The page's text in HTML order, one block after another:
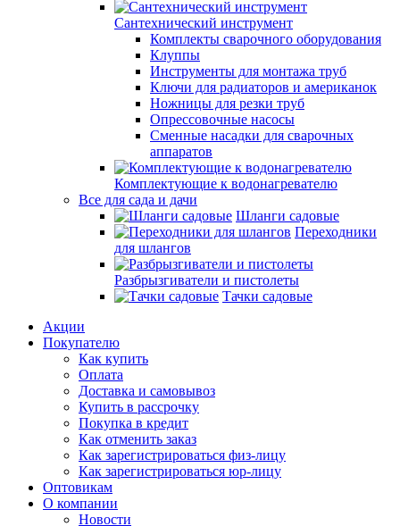
Сантехнический инструмент
Комплекты сварочного оборудования
Клуппы
Инструменты для монтажа труб
Ключи для радиаторов и американок
Ножницы для резки труб
Опрессовочные насосы
Сменные насадки для сварочных
аппаратов
Комплектующие к водонагревателю
Все для сада и дачи
Шланги садовые
Переходники
для шлангов
Разбрызгиватели и пистолеты
Тачки садовые
Акции
Покупателю
Как купить
Оплата
Доставка и самовывоз
Купить в рассрочку
Покупка в кредит
Как отменить заказ
Как зарегистрироваться физ-лицу
Как зарегистрироваться юр-лицу
Оптовикам
О компании
Новости